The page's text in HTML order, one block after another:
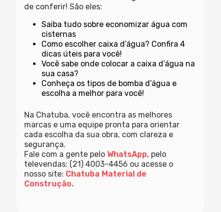
de conferir! São eles:
Saiba tudo sobre economizar água com
cisternas
Como escolher caixa d’água? Confira 4
dicas úteis para você!
Você sabe onde colocar a caixa d’água na
sua casa?
Conheça os tipos de bomba d’água e
escolha a melhor para você!
Na Chatuba, você encontra as melhores
marcas e uma equipe pronta para orientar
cada escolha da sua obra, com clareza e
segurança.
Fale com a gente pelo WhatsApp, pelo
televendas: (21) 4003-4456 ou acesse o
nosso site: Chatuba Material de
Construção.